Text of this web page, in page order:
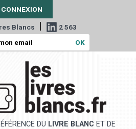
CONNEXION
Blancs | 2 563
DU LIVRE BLANC ET DE